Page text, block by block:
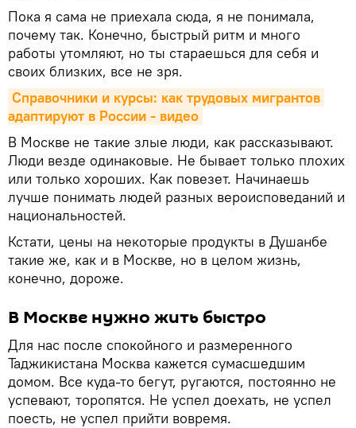
Пока я сама не приехала сюда, я не понимала,
почему так. Конечно, быстрый ритм и много
работы утомляют, но ты стараешься для себя и
своих близких, все не зря.
Справочники и курсы: как трудовых мигрантов
адаптируют в России - видео
В Москве не такие злые люди, как рассказывают.
Люди везде одинаковые. Не бывает только плохих
или только хороших. Как повезет. Начинаешь
лучше понимать людей разных вероисповеданий и
национальностей.
Кстати, цены на некоторые продукты в Душанбе
такие же, как и в Москве, но в целом жизнь,
конечно, дороже.
В Москве нужно жить быстро
Для нас после спокойного и размеренного
Таджикистана Москва кажется сумасшедшим
домом. Все куда-то бегут, ругаются, постоянно не
успевают, торопятся. Не успел доехать, не успел
поесть, не успел прийти вовремя.